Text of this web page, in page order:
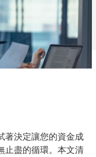
著決定讓您的資金成
止盡的循環。本文清